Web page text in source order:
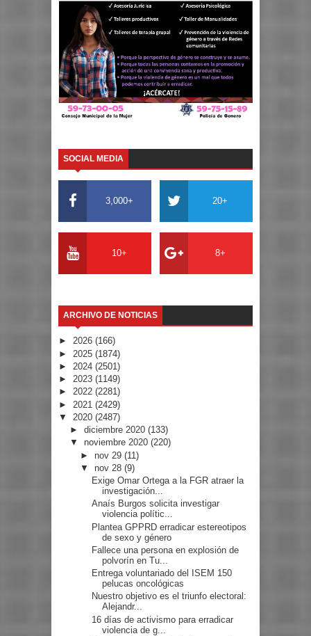
SOCIAL MEDIA
3,000+ 20+
10+ 8+
ARCHIVO DE NOTICIAS
► 2026 (166)
► 2025 (1874)
► 2024 (2501)
► 2023 (1149)
► 2022 (2281)
► 2021 (2429)
▼ 2020 (2487)
► diciembre 2020 (133)
▼ noviembre 2020 (220)
► nov 29(11)
▼ nov 28(9)
Exige Omar Ortega a la FGR atraer la
investigación...
Anaís Burgos solicita investigar
violencia polític...
Plantea GPPRD erradicar estereotipos
de sexo y género
Fallece una persona en explosión de
polvorín en Tu...
Entrega voluntariado del ISEM 150
pelucas oncológicas
Nuestro objetivo es el triunfo electoral:
Alejandr...
16 días de activismo para erradicar
violencia de g...